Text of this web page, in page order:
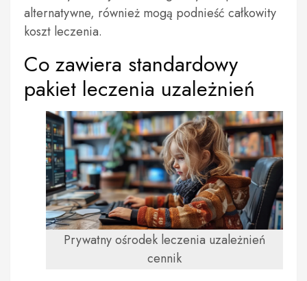
alternatywne, również mogą podnieść całkowity
koszt leczenia.
Co zawiera standardowy
pakiet leczenia uzależnień
Prywatny ośrodek leczenia uzależnień
cennik